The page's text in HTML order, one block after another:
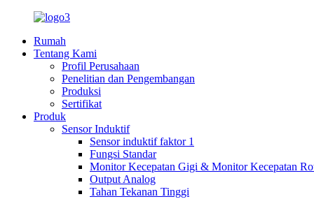
Rumah
Tentang Kami
Profil Perusahaan
Penelitian dan Pengembangan
Produksi
Sertifikat
Produk
Sensor Induktif
Sensor induktif faktor 1
Fungsi Standar
Monitor Kecepatan Gigi & Monitor Kecepatan
Output Analog
Tahan Tekanan Tinggi